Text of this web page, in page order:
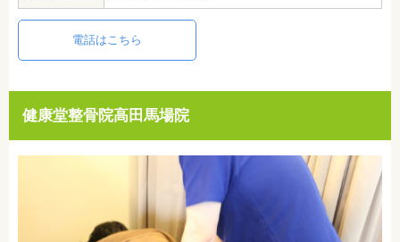
電話はこちら
健康堂整骨院高田馬場院